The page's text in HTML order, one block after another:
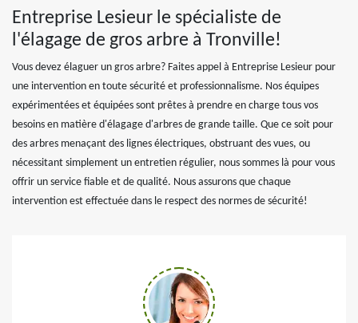
Entreprise Lesieur le spécialiste de
l'élagage de gros arbre à Tronville!
Vous devez élaguer un gros arbre? Faites appel à Entreprise Lesieur pour
une intervention en toute sécurité et professionnalisme. Nos équipes
expérimentées et équipées sont prêtes à prendre en charge tous vos
besoins en matière d'élagage d'arbres de grande taille. Que ce soit pour
des arbres menaçant des lignes électriques, obstruant des vues, ou
nécessitant simplement un entretien régulier, nous sommes là pour vous
offrir un service fiable et de qualité. Nous assurons que chaque
intervention est effectuée dans le respect des normes de sécurité!